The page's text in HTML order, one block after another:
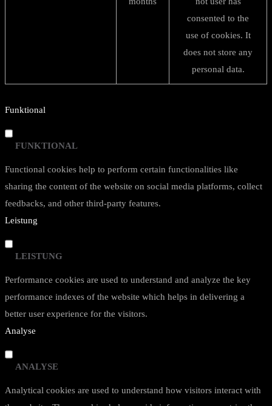
consented to the
use of cookies. It
does not store any
personal data.
Funktional
FUNKTIONAL
Functional cookies help to perform certain functionalities like
sharing the content of the website on social media platforms, collect
feedbacks, and other third-party features.
Leistung
LEISTUNG
Performance cookies are used to understand and analyze the key
performance indexes of the website which helps in delivering a
better user experience for the visitors.
Analyse
ANALYSE
Analytical cookies are used to understand how visitors interact with